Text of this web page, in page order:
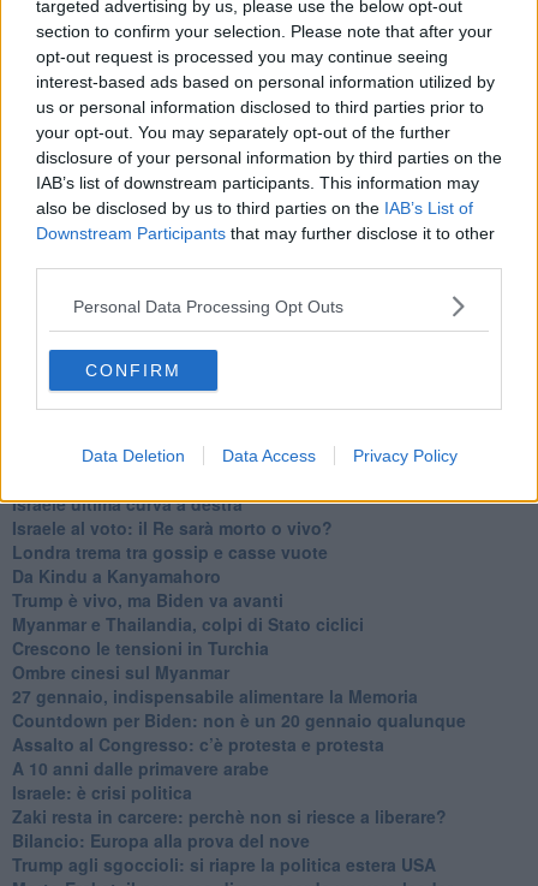
targeted advertising by us, please use the below opt-out
section to confirm your selection. Please note that after your
opt-out request is processed you may continue seeing
interest-based ads based on personal information utilized by
us or personal information disclosed to third parties prior to
your opt-out. You may separately opt-out of the further
disclosure of your personal information by third parties on the
IAB’s list of downstream participants. This information may
also be disclosed by us to third parties on the IAB’s List of
Downstream Participants that may further disclose it to other
Personal Data Processing Opt Outs
CONFIRM
Data Deletion Data Access Privacy Policy
Erdogan continua a sfidare l'Occidente
Libano, collasso economico e guerra civile
Johnson, da Trump a Biden alla Brexit
L'AUKUS e il Quad
Biden, primo presidente USA non in guerra
Papa Bergoglio vedrà Viktor Orbán
Bennet, un giorno in attesa di Biden
Il ritorno dei talebani
​La lenta agonia del Libano
Sudafrica, è allarme alimentare
Usa di nuovo al centro della geopolitica internazionale
La farsa delle elezioni in Siria
In Medioriente non ci sono favole, solo realtà
Biden chiama ma Netanyahu non risponde
Niente di nuovo in Medioriente
La forza di Boris Johnson
Mar Mediterraneo cimitero silente
Israele ultima curva a destra
Israele al voto: il Re sarà morto o vivo?
Londra trema tra gossip e casse vuote
Da Kindu a Kanyamahoro
Trump è vivo, ma Biden va avanti
Myanmar e Thailandia, colpi di Stato ciclici
Crescono le tensioni in Turchia
Ombre cinesi sul Myanmar
27 gennaio, indispensabile alimentare la Memoria
Countdown per Biden: non è un 20 gennaio qualunque
Assalto al Congresso: c’è protesta e protesta
A 10 anni dalle primavere arabe
Israele: è crisi politica
Zaki resta in carcere: perchè non si riesce a liberare?
Bilancio: Europa alla prova del nove
Trump agli sgoccioli: si riapre la politica estera USA